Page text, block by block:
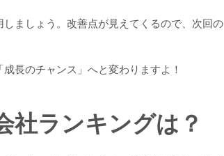
ましょう。改善点が見えてくるので、次回の
長のチャンス」へと変わりますよ！
社ランキングは？